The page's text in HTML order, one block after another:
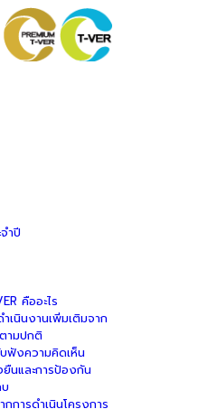
ำปี
คืออะไร
เนินงานเพิ่มเติมจาก
ามปกติ
ฟังความคิดเห็น
นและการป้องกัน
กการดำเนินโครงการ